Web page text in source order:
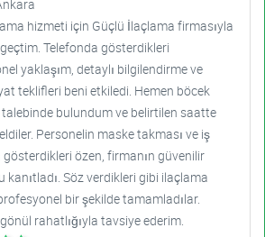
hizmeti için Güçlü İlaçlama firmasıyla
Telefonda gösterdikleri
yaklaşım, detaylı bilgilendirme ve
teklifleri beni etkiledi. Hemen böcek
bulundum ve belirtilen saatte
Personelin maske takması ve iş
gösterdikleri özen, firmanın güvenilir
kanıtladı. Söz verdikleri gibi ilaçlama
bir şekilde tamamladılar.
rahatlığıyla tavsiye ederim.